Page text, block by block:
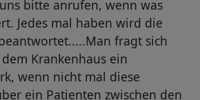
bitte anrufen, wenn was
Jedes mal haben wird die
fragt sich
Krankenhaus ein
wenn nicht mal diese
ein Patienten zwischen den